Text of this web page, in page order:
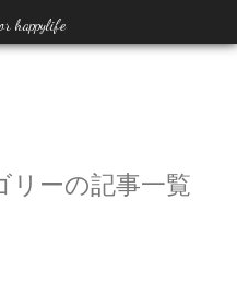
happylife
リーの記事一覧